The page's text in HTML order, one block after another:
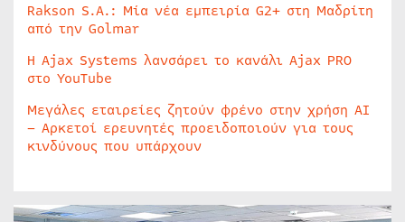
Rakson S.A.: Μία νέα εμπειρία G2+ στη Μαδρίτη
από την Golmar
Η Ajax Systems λανσάρει το κανάλι Ajax PRO
στο YouTube
Μεγάλες εταιρείες ζητούν φρένο στην χρήση AI
– Αρκετοί ερευνητές προειδοποιούν για τους
κινδύνους που υπάρχουν